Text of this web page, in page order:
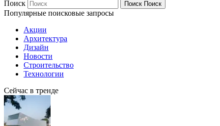
Поиск
Поиск Поиск
Популярные поисковые запросы
Акции
Архитектура
Дизайн
Новости
Строительство
Технологии
Сейчас в тренде